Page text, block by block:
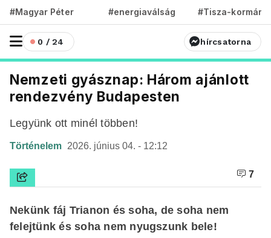
#Magyar Péter #energiaválság #Tisza-kormány
0 / 24 hírcsatorna
Nemzeti gyásznap: Három ajánlott
rendezvény Budapesten
Legyünk ott minél többen!
Történelem 2026. június 04. - 12:12
7
Nekünk fáj Trianon és soha, de soha nem
felejtünk és soha nem nyugszunk bele!